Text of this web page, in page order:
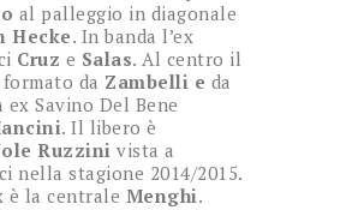
al palleggio in diagonale
Hecke. In banda l’ex
Cruz e Salas. Al centro il
da Zambelli e da
ex Savino Del Bene
. Il libero è
Ruzzini vista a
nella stagione 2014/2015.
è la centrale Menghi.